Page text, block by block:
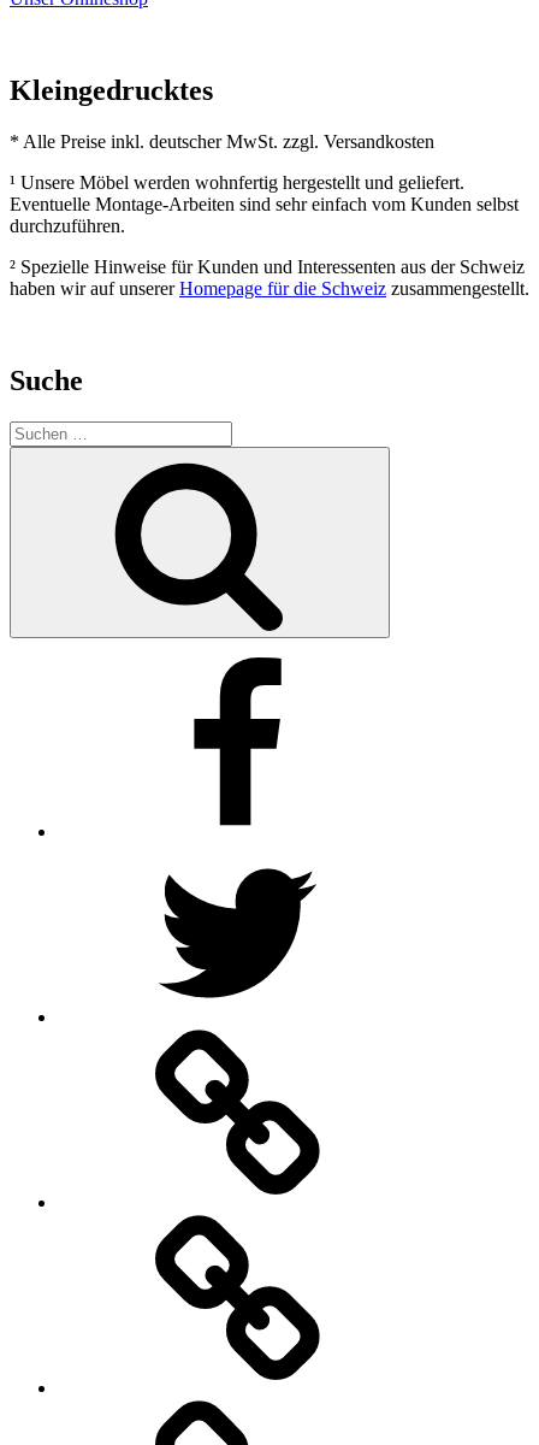
Kleingedrucktes
* Alle Preise inkl. deutscher MwSt. zzgl. Versandkosten
¹ Unsere Möbel werden wohnfertig hergestellt und geliefert.
Eventuelle Montage-Arbeiten sind sehr einfach vom Kunden selbst
durchzuführen.
² Spezielle Hinweise für Kunden und Interessenten aus der Schweiz
haben wir auf unsererHomepage für die Schweiz zusammengestellt.
Suche
Suchen
nach: